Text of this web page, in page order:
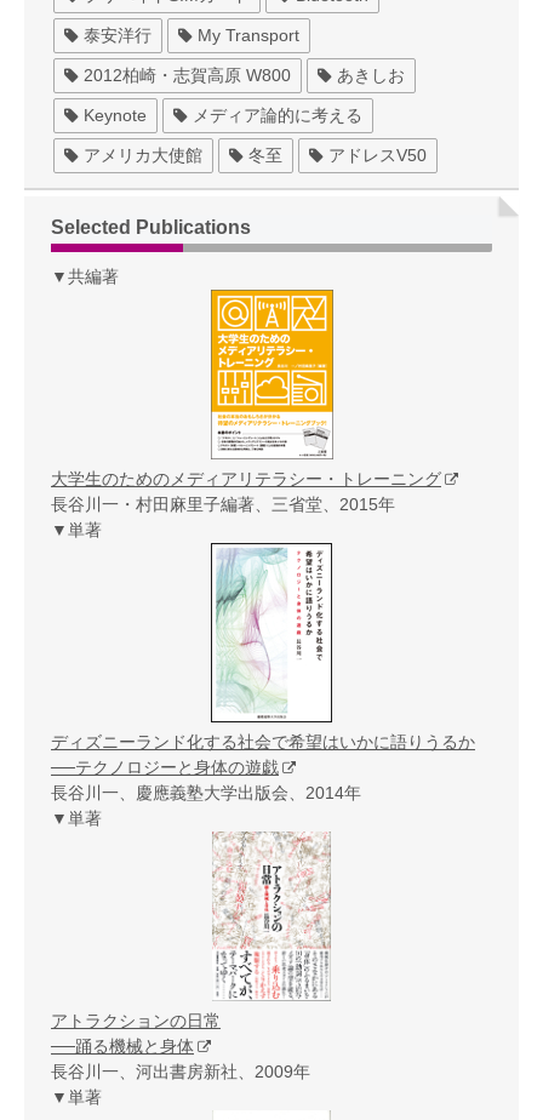
泰安洋行 My Transport
2012柏崎・志賀高原 W800 あきしお
Keynote メディア論的に考える
アメリカ大使館 冬至 アドレスV50
Selected Publications
▼共編著
大学生のためのメディアリテラシー・トレーニング
長谷川一・村田麻里子編著、三省堂、2015年
▼単著
ディズニーランド化する社会で希望はいかに語りうるか
──テクノロジーと身体の遊戯
長谷川一、慶應義塾大学出版会、2014年
▼単著
アトラクションの日常
──踊る機械と身体
長谷川一、河出書房新社、2009年
▼単著